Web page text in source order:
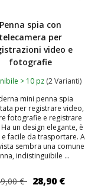
Penna spia con
telecamera per
video e
fotografie
> 10 pz (2 Varianti)
mini penna spia
per registrare video,
fotografie e registrare
un design elegante, è
facile da trasportare. A
sembra una comune
indistinguibile ...
€ 28,90 €